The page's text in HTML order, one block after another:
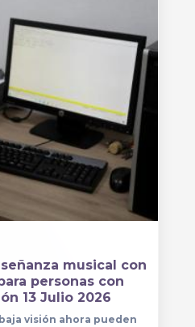
musical con
personas con
13 Julio 2026
visión ahora pueden